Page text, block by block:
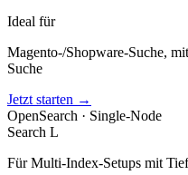
Ideal für
Magento-/Shopware-Suche,
Suche
Jetzt starten →
OpenSearch · Single-Node
Search L
Für Multi-Index-Setups mit